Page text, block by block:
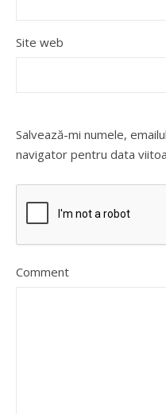
Site web
Salvează-mi numele,
navigator pentru data
Comment